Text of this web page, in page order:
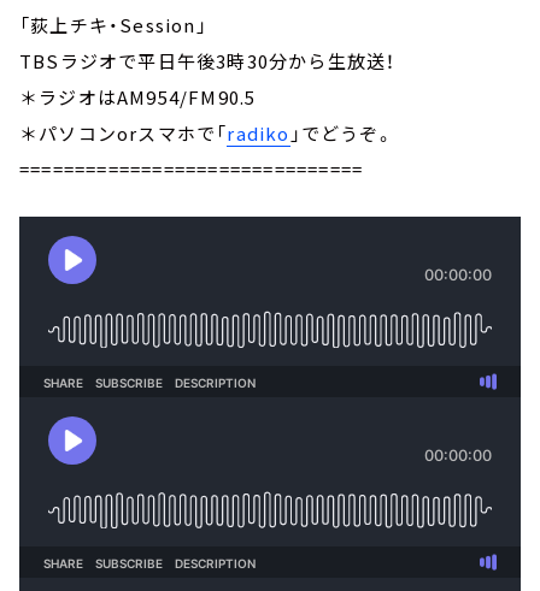
「荻上チキ・Session」
TBSラジオで平日午後3時30分から生放送！
＊ラジオはAM954/FM90.5
＊パソコンorスマホで「radiko 」でどうぞ。
===============================